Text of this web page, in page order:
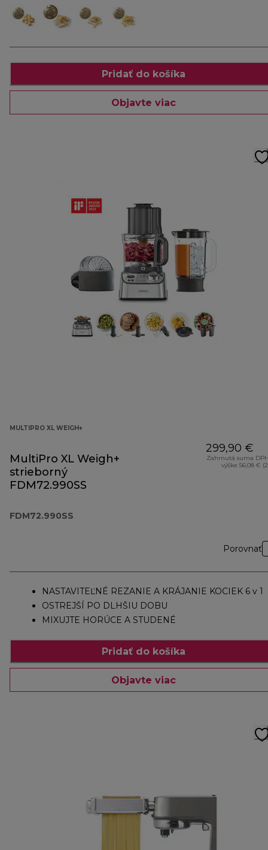
Pridať do košíka
Objavte viac
MULTIPRO XL WEIGH+
MultiPro XL Weigh+
strieborný
FDM72.990SS
FDM72.990SS
299,90 €
Zahrnutá suma
výške 56,08 €
Porovnať
NASTAVITEĽNÉ REZANIE A KRÁJANIE KOCIEK 6 v 1
OSTREJŠÍ PO DLHŠIU DOBU
MIXUJTE HORÚCE A STUDENÉ
Pridať do košíka
Objavte viac